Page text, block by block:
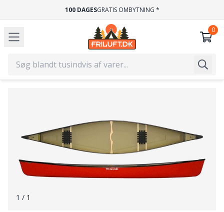
100 DAGESGRATIS OMBYTNING *
1 / 1